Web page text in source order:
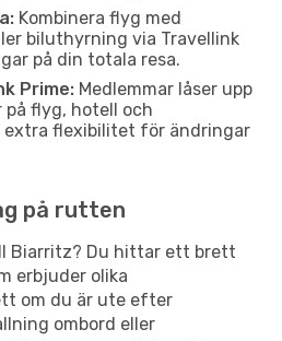
Kombinera flyg med
biluthyrning via Travellink
på din totala resa.
Prime: Medlemmar låser upp
flyg, hotell och
extra flexibilitet för ändringar
på rutten
Biarritz? Du hittar ett brett
erbjuder olika
om du är ute efter
ombord eller